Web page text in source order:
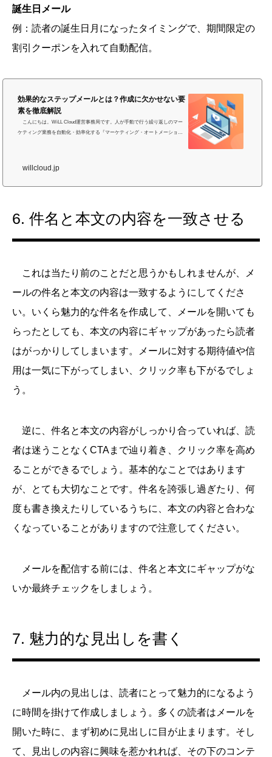
誕生日メール
例：読者の誕生日月になったタイミングで、期間限定の
割引クーポンを入れて自動配信。
効果的なステップメールとは？作成に欠かせない要
素を徹底解説
こんにちは。WiLL Cloud運営事務局です。人が手動で行う繰り返しのマー
ケティング業務を自動化・効率化する『マーケティング・オートメーション
willcloud.jp
6. 件名と本文の内容を一致させる
これは当たり前のことだと思うかもしれませんが、メ
ールの件名と本文の内容は一致するようにしてくださ
い。いくら魅力的な件名を作成して、メールを開いても
らったとしても、本文の内容にギャップがあったら読者
はがっかりしてしまいます。メールに対する期待値や信
用は一気に下がってしまい、クリック率も下がるでしょ
う。
逆に、件名と本文の内容がしっかり合っていれば、読
者は迷うことなくCTAまで辿り着き、クリック率を高め
ることができるでしょう。基本的なことではあります
が、とても大切なことです。件名を誇張し過ぎたり、何
度も書き換えたりしているうちに、本文の内容と合わな
くなっていることがありますので注意してください。
メールを配信する前には、件名と本文にギャップがな
いか最終チェックをしましょう。
7. 魅力的な見出しを書く
メール内の見出しは、読者にとって魅力的になるよう
に時間を掛けて作成しましょう。多くの読者はメールを
開いた時に、まず初めに見出しに目が止まります。そし
て、見出しの内容に興味を惹かれれば、その下のコンテ